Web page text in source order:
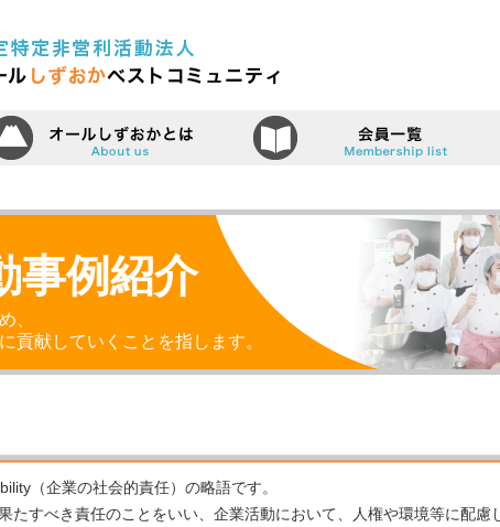
ーム オールしずおかベストコミュニテ
事例紹介
、
貢献していくことを指します。
（企業の社会的責任）の略語です。
たすべき責任のことをいい、企業活動において、人権や環境等に配